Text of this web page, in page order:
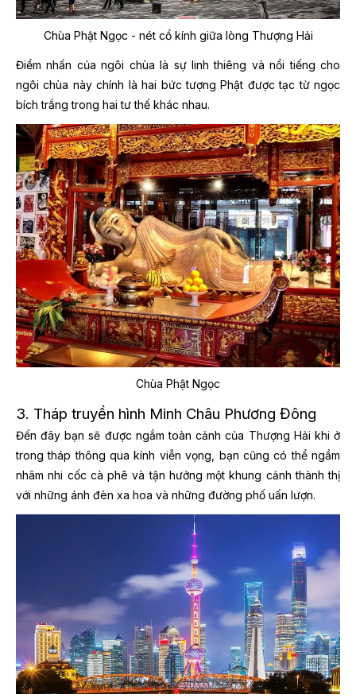
Chùa Phật Ngọc - nét cổ kính giữa lòng Thượng Hải
Điểm nhấn của ngôi chùa là sự linh thiêng và nổi tiếng cho
ngôi chùa này chính là hai bức tượng Phật được tạc từ ngọc
bích trắng trong hai tư thế khác nhau.
Chùa Phật Ngọc
3. Tháp truyền hình Minh Châu Phương Đông
Đến đây bạn sẽ được ngắm toàn cảnh của Thượng Hải khi ở
trong tháp thông qua kính viễn vọng, bạn cũng có thể ngầm
nhâm nhi cốc cà phê và tận hưởng một khung cảnh thành thị
với những ánh đèn xa hoa và những đường phố uấn lượn.